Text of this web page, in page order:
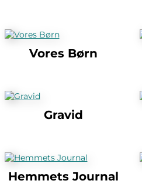
Vores Børn
Gravid
Hemmets Journal